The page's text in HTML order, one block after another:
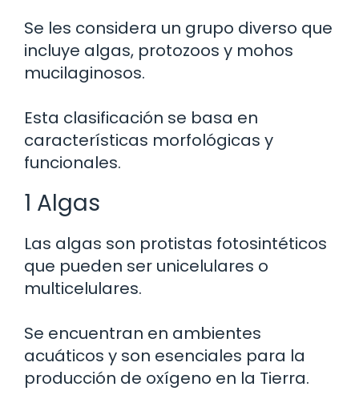
Se les considera un grupo diverso que
incluye algas, protozoos y mohos
mucilaginosos.
Esta clasificación se basa en
características morfológicas y
funcionales.
1 Algas
Las algas son protistas fotosintéticos
que pueden ser unicelulares o
multicelulares.
Se encuentran en ambientes
acuáticos y son esenciales para la
producción de oxígeno en la Tierra.